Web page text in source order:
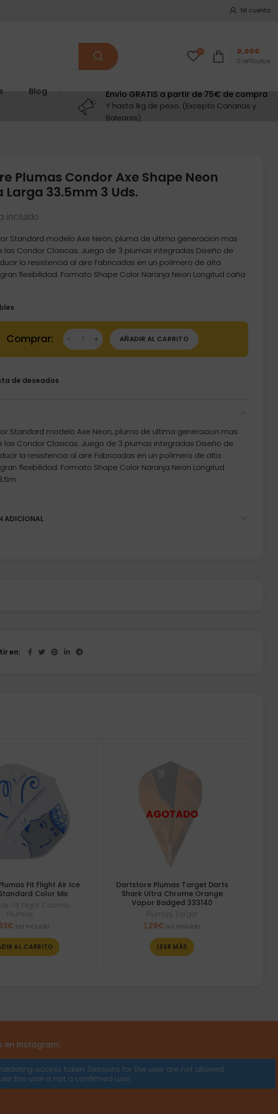
Mi cuenta
0
0 artículos
0,00€
Blog Envío GRATIS a partir de 75€ de compra
Y hasta 1kg de peso. (Excepto Canarias y
Baleares)
Plumas Condor Axe Shape Neon
Larga 33.5mm 3 Uds.
incluido
Standard modelo Axe Neon, pluma de ultima generacion mas
las Condor Clasicas. Juego de 3 plumas integradas Diseño de
la resistencia al aire Fabricadas en un polímero de alta
flexibilidad. Formato Shape Color Naranja Neon Longitud caña
Dartstore Plumas Condor Axe Shape Neon Naranja Larga 33.5mm 3 Uds.
AÑADIR AL CARRITO
de deseados
Standard modelo Axe Neon, pluma de ultima generacion mas
las Condor Clasicas. Juego de 3 plumas integradas Diseño de
la resistencia al aire Fabricadas en un polímero de alta
flexibilidad. Formato Shape Color Naranja Neon Longitud
ADICIONAL
en
Fit Flight Air Ice
Color Mix
, Fit Flight Cosmo,
Plumas
€ Iva incluido
AL CARRITO
Dartstore Plumas Target Darts
Shark Ultra Chrome Orange
Vapor Badged 333140
Plumas, Target
1,29€ Iva incluido
LEER MÁS
en Instagram:
access token: Sessions for the user are not allowed
the user is not a confirmed user.